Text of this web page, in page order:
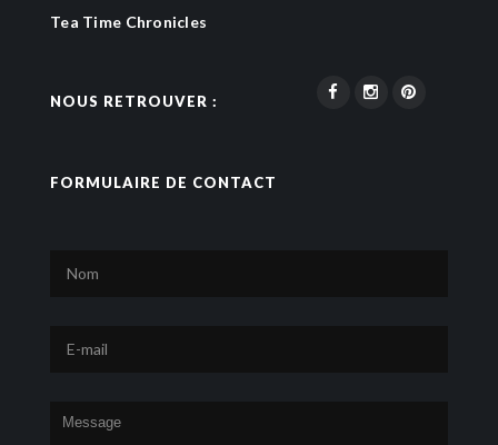
Tea Time Chronicles
NOUS RETROUVER :
FORMULAIRE DE CONTACT